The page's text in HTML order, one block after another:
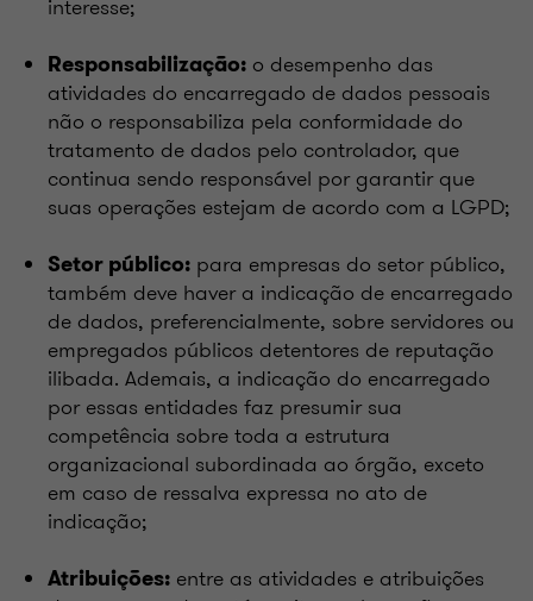
interesse;
Responsabilização: o desempenho das
atividades do encarregado de dados pessoais
não o responsabiliza pela conformidade do
tratamento de dados pelo controlador, que
continua sendo responsável por garantir que
suas operações estejam de acordo com a LGPD;
Setor público: para empresas do setor público,
também deve haver a indicação de encarregado
de dados, preferencialmente, sobre servidores ou
empregados públicos detentores de reputação
ilibada. Ademais, a indicação do encarregado
por essas entidades faz presumir sua
competência sobre toda a estrutura
organizacional subordinada ao órgão, exceto
em caso de ressalva expressa no ato de
indicação;
Atribuições: entre as atividades e atribuições